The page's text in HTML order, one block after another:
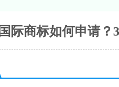
国际商标如何申请？